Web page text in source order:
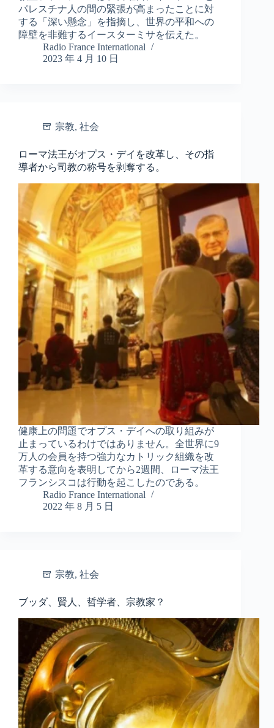
パレスチナ人の間の緊張が高まったことに対
する「深い懸念」を指摘し、世界の平和への
障壁を非難するイースターミサを伝えた。
Radio France International
2023 年 4 月 10 日
宗教, 社会
ローマ法王がオプス・デイを改革し、その指
導者から司教の称号を剥奪する。
健康上の問題でオプス・デイへの取り組みが
止まっているわけではありません。全世界に9
万人の会員を持つ強力なカトリック組織を改
革する意向を表明してから2週間、ローマ法王
フランシスコは行動を起こしたのである。
Radio France International
2022 年 8 月 5 日
宗教, 社会
ブッダ、賢人、哲学者、宗教家？